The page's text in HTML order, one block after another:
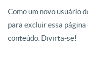
Como um novo usuário
para excluir essa
conteúdo. Divirta-se!